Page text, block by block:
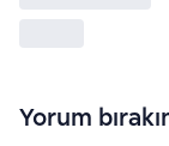
Yorum